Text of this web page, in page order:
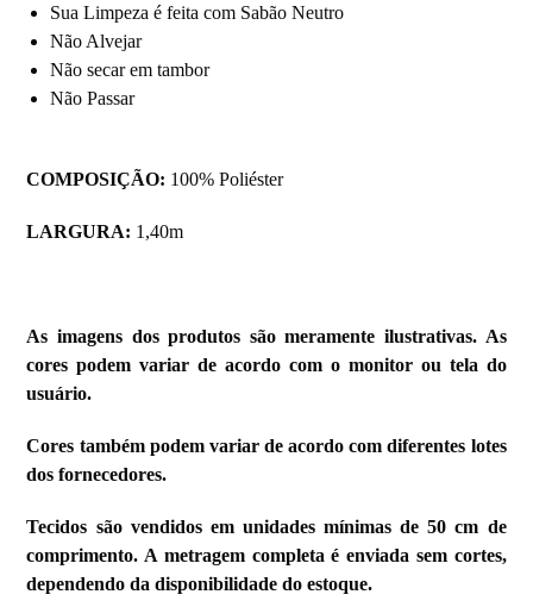
Sua Limpeza é feita com Sabão Neutro
Não Alvejar
Não secar em tambor
Não Passar
COMPOSIÇÃO: 100% Poliéster
LARGURA: 1,40m
As imagens dos produtos são meramente ilustrativas. As
cores podem variar de acordo com o monitor ou tela do
usuário.
Cores também podem variar de acordo com diferentes lotes
dos fornecedores.
Tecidos são vendidos em unidades mínimas de 50 cm de
comprimento. A metragem completa é enviada sem cortes,
dependendo da disponibilidade do estoque.